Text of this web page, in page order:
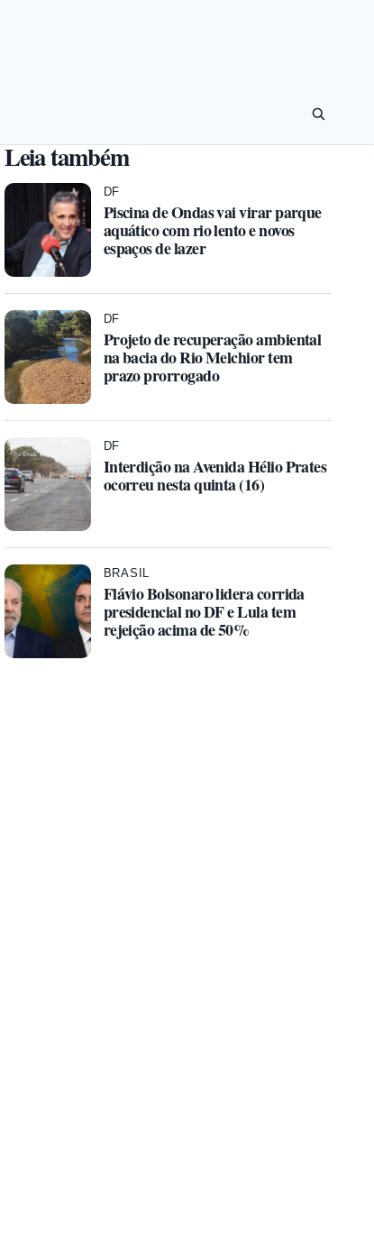
Leia também
DF
Piscina de Ondas vai virar parque
aquático com rio lento e novos
espaços de lazer
DF
Projeto de recuperação ambiental
na bacia do Rio Melchior tem
prazo prorrogado
DF
Interdição na Avenida Hélio Prates
ocorreu nesta quinta (16)
BRASIL
Flávio Bolsonaro lidera corrida
presidencial no DF e Lula tem
rejeição acima de 50%